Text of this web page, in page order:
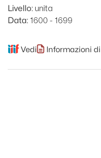
Livello: unita
Data: 1600 - 1699
Vedi Informazioni